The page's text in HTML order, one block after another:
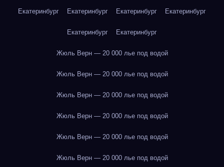
Екатеринбург Екатеринбург Екатеринбург Екатеринбург
Екатеринбург Екатеринбург
Жюль Верн — 20 000 лье под водой
Жюль Верн — 20 000 лье под водой
Жюль Верн — 20 000 лье под водой
Жюль Верн — 20 000 лье под водой
Жюль Верн — 20 000 лье под водой
Жюль Верн — 20 000 лье под водой